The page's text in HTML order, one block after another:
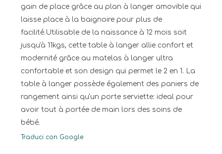
gain de place grâce au plan à langer amovible qui
laisse place à la baignoire pour plus de
facilité.Utilisable de la naissance à 12 mois soit
jusqu'à 11kgs, cette table à langer allie confort et
modernité grâce au matelas à langer ultra
confortable et son design qui permet le 2 en 1. La
table à langer possède également des paniers de
rangement ainsi qu'un porte serviette: ideal pour
avoir tout à portée de main lors des soins de
bébé.
Traduci con Google